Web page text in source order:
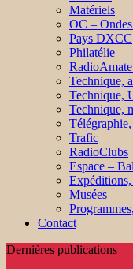
Matériels
OC –
Pays DXCC
Philatélie
Technique,
Technique,
Technique,
Trafic
RadioClubs
Espace –
Musées
Contact
Dernières publications